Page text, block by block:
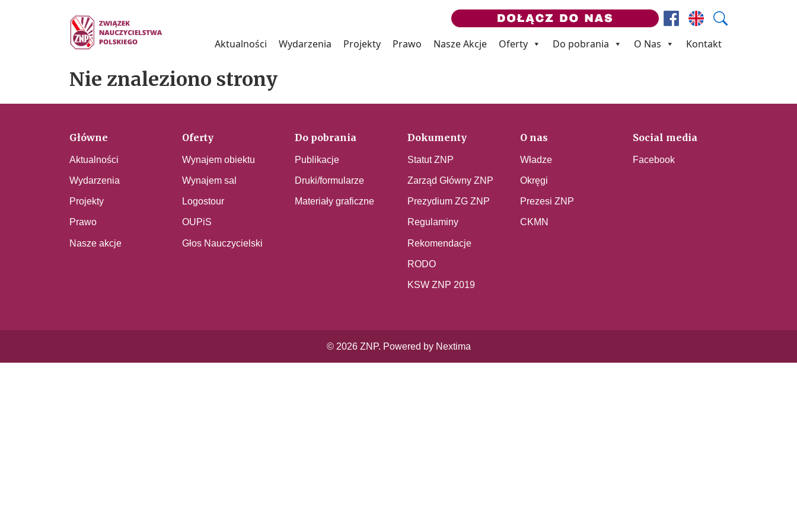
FacebookPrezes ZNP
Wyszukaj
Aktualności Wydarzenia Projekty Prawo Nasze Akcje Oferty Do pobrania O Nas Kontakt
Nie znaleziono strony
Główne
Aktualności
Wydarzenia
Projekty
Prawo
Nasze akcje
Oferty
Wynajem obiektu
Wynajem sal
Logostour
OUPiS
Głos Nauczycielski
Do pobrania
Publikacje
Druki/formularze
Materiały graficzne
Dokumenty
Statut ZNP
Zarząd Główny ZNP
Prezydium ZG ZNP
Regulaminy
Rekomendacje
RODO
KSW ZNP 2019
O nas
Władze
Okręgi
Prezesi ZNP
CKMN
Social media
Facebook
© 2026 ZNP. Powered by Nextima